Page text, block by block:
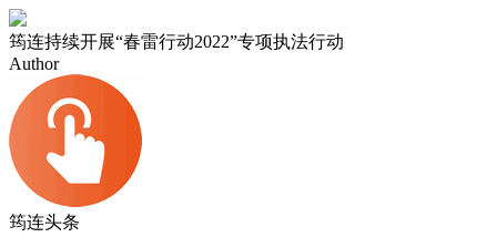
筠连持续开展“春雷行动2022”专项执法行动
Author
筠连头条